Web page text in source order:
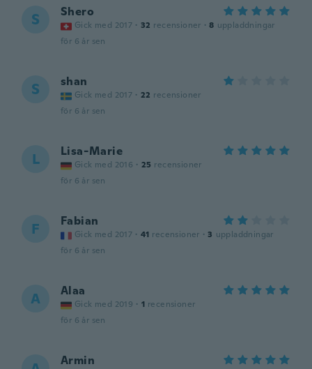
S Shero
Gick med 2017 · 32 recensioner · 8 uppladdningar
för 6 år sen
S shan
Gick med 2017 · 22 recensioner
för 6 år sen
L Lisa-Marie
Gick med 2016 · 25 recensioner
för 6 år sen
F Fabian
Gick med 2017 · 41 recensioner · 3 uppladdningar
för 6 år sen
A Alaa
Gick med 2019 · 1 recensioner
för 6 år sen
Armin